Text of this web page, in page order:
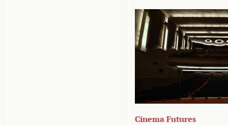
Cinema Futures